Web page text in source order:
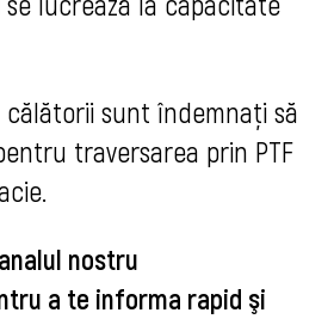
sunt îndemnaţi să
traversarea prin PTF
nostru
a te informa rapid şi